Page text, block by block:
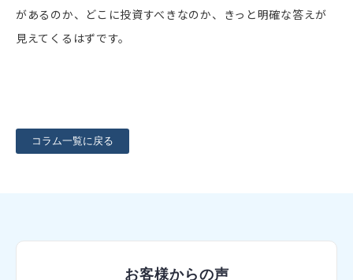
があるのか、どこに投資すべきなのか、きっと明確な答えが
見えてくるはずです。
コラム一覧に戻る
お客様からの声